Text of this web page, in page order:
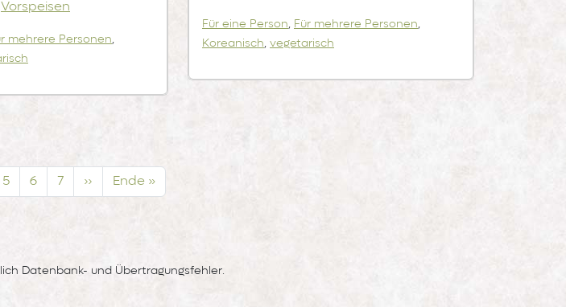
Für eine Person, Für mehrere Personen,
Koreanisch, vegetarisch
Vorspeisen
mehrere Personen,
Seite
5 Seite
6 Seite
7 Nächste Seite
›› Letzte Seite
Ende »
Datenbank- und Übertragungsfehler.